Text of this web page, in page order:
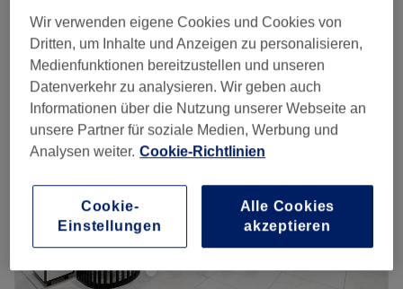
Montag 10:00– 20:00
Dienstag
10:00–20:00
Mittwoch
10:00–20:00
Donnerstag
10:00–20:00
Freitag
10:00–20:00
Samstag
10:00– 20:00
Sonntag
Endlich unliebsamen Härchen Adé sagen – mithilfe des
Teams von Miss Saigon Nail Waxing & Sugaring in Essen.
Sicher dir jetzt deine Zeit im Paradies der Salons –
Wir verwenden eigene Cookies und Cookies von
Dritten, um Inhalte und Anzeigen zu personalisieren,
Medienfunktionen bereitzustellen und unseren
Datenverkehr zu analysieren. Wir geben auch
Informationen über die Nutzung unserer Webseite an
unsere Partner für soziale Medien, Werbung und
Analysen weiter. Cookie-Richtlinien
Cookie-
Einstellungen
Alle Cookies
akzeptieren